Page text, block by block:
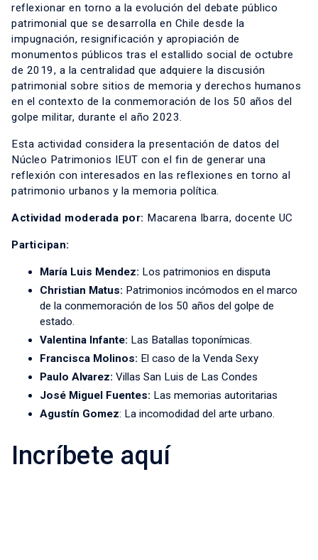
reflexionar en torno a la evolución del debate público
patrimonial que se desarrolla en Chile desde la
impugnación, resignificación y apropiación de
monumentos públicos tras el estallido social de octubre
de 2019, a la centralidad que adquiere la discusión
patrimonial sobre sitios de memoria y derechos humanos
en el contexto de la conmemoración de los 50 años del
golpe militar, durante el año 2023.
Esta actividad considera la presentación de datos del
Núcleo Patrimonios IEUT con el fin de generar una
reflexión con interesados en las reflexiones en torno al
patrimonio urbanos y la memoria política.
Actividad moderada por: Macarena Ibarra, docente UC
Participan:
María Luis Mendez: Los patrimonios en disputa
Christian Matus: Patrimonios incómodos en el marco
de la conmemoración de los 50 años del golpe de
estado.
Valentina Infante: Las Batallas toponímicas.
Francisca Molinos: El caso de la Venda Sexy
Paulo Alvarez: Villas San Luis de Las Condes
José Miguel Fuentes: Las memorias autoritarias
Agustín Gomez: La incomodidad del arte urbano.
Incríbete aquí